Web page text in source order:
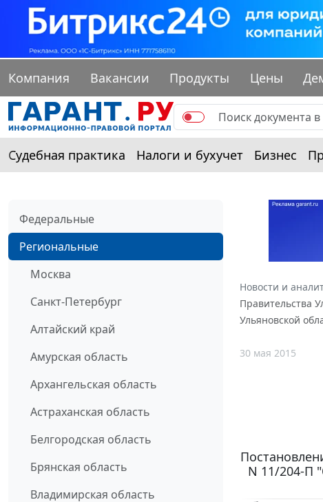
Компания Вакансии Продукты Цены
Судебная практика Налоги и бухучет Бизнес
Федеральные
Региональные
Москва
Санкт-Петербург
Алтайский край
Амурская область
Архангельская область
Астраханская область
Белгородская область
Брянская область
Владимирская область
Новости и
Правительства
Ульяновской
30 мая 2015
N 11/204-П